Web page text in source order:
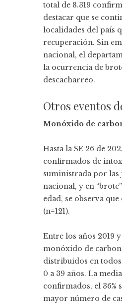
total de 8.319
destacar que se
localidades del país
recuperación. Sin
nacional, el
la ocurrencia de
descacharreo.
Otros eventos
Monóxido de
Hasta la SE 26 de
confirmados de
suministrada por las
nacional, y en
edad, se observa
(n=121).
Entre los años 2019
monóxido de
distribuidos en todos
0 a 39 años. La
confirmados, el 36%
mayor número de